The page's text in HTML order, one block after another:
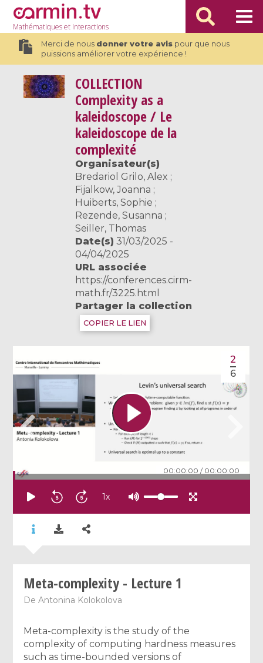
Mathématiqueset Interactions
Merci de nous donner votre avispour que nous
puissions améliorer votre expérience !
COLLECTION
Complexity as a
kaleidoscope / Le
kaleidoscope de la
complexité
Organisateur(s)
Bredariol Grilo, Alex ;
Fijalkow, Joanna ;
Huiberts, Sophie ;
Rezende, Susanna ;
Seiller, Thomas
Date(s) 31/03/2025 -
04/04/2025
URL associée
https://conferences.cirm-
math.fr/3225.html
Partager la collection
COPIER LE LIEN
00:00:00 / 00:00:00
2
6
1x
Meta-complexity - Lecture 1
DeAntonina Kolokolova
Meta-complexity is the study of the
complexity of computing hardness measures
such as time-bounded versions of